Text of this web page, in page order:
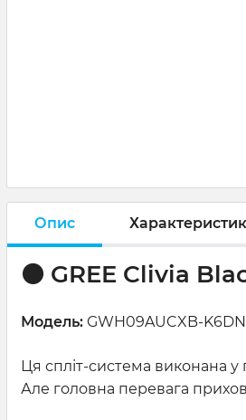
Опис
⚫ GREE Clivia
Модель: GWH09AUCXB-
Ця спліт-система виконана
Але головна перевага